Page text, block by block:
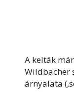
A kelták
Wildbacher
árnyalata